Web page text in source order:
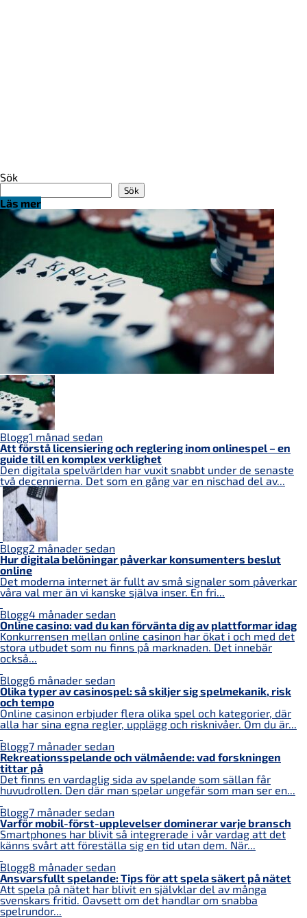
Sök
Sök
Läs mer
Blogg1 månad sedan
Att förstå licensiering och reglering inom onlinespel – en
guide till en komplex verklighet
Den digitala spelvärlden har vuxit snabbt under de senaste
två decennierna. Det som en gång var en nischad del av...
Blogg2 månader sedan
Hur digitala belöningar påverkar konsumenters beslut
online
Det moderna internet är fullt av små signaler som påverkar
våra val mer än vi kanske själva inser. En fri...
Blogg4 månader sedan
Online casino: vad du kan förvänta dig av plattformar idag
Konkurrensen mellan online casinon har ökat i och med det
stora utbudet som nu finns på marknaden. Det innebär
också...
Blogg6 månader sedan
Olika typer av casinospel: så skiljer sig spelmekanik, risk
och tempo
Online casinon erbjuder flera olika spel och kategorier, där
alla har sina egna regler, upplägg och risknivåer. Om du är...
Blogg7 månader sedan
Rekreationsspelande och välmående: vad forskningen
tittar på
Det finns en vardaglig sida av spelande som sällan får
huvudrollen. Den där man spelar ungefär som man ser en...
Blogg7 månader sedan
Varför mobil-först-upplevelser dominerar varje bransch
Smartphones har blivit så integrerade i vår vardag att det
känns svårt att föreställa sig en tid utan dem. När...
Blogg8 månader sedan
Ansvarsfullt spelande: Tips för att spela säkert på nätet
Att spela på nätet har blivit en självklar del av många
svenskars fritid. Oavsett om det handlar om snabba
spelrundor...